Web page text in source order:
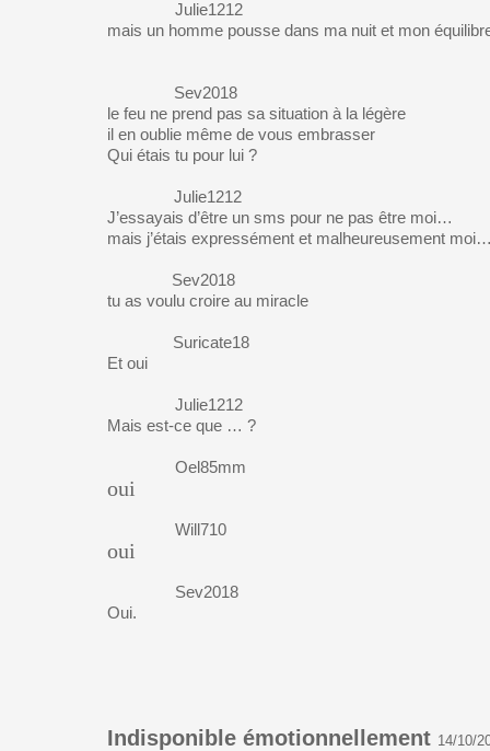
Julie1212
mais un homme pousse dans ma nuit et mon
Sev2018
le feu ne prend pas sa situation à la légère
il en oublie même de vous embrasser
Qui étais tu pour lui ?
Julie1212
J’essayais d’être un sms pour ne pas être moi…
mais j’étais expressément et malheureusement
Sev2018
tu as voulu croire au miracle
Suricate18
Et oui
Julie1212
Mais est-ce que … ?
Oel85mm
oui
Will710
oui
Sev2018
Oui.
Indisponible émotionnellement 14/10/